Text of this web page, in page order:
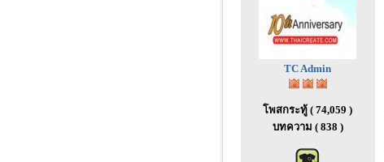
TC Admin
โพสกระทู้ ( 74,059 )
บทความ ( 838 )